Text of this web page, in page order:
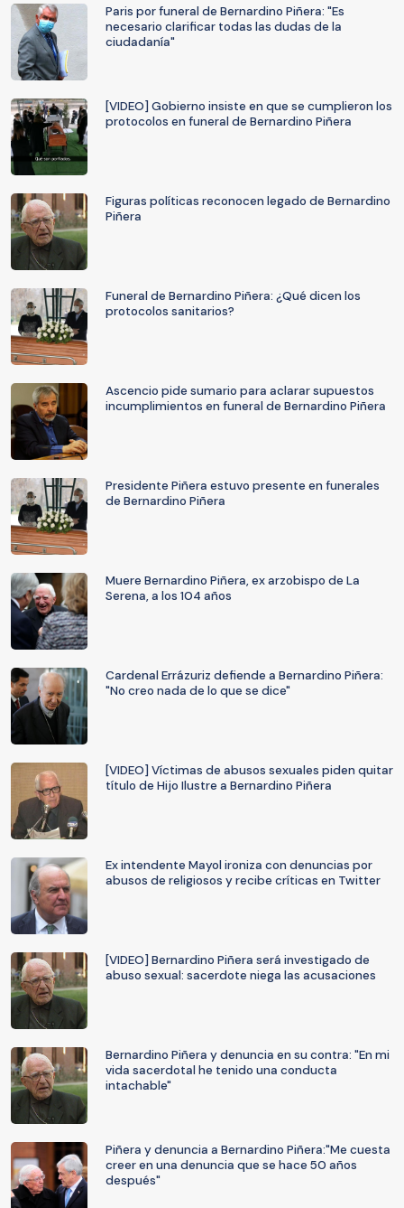
Paris por funeral de Bernardino Piñera: "Es
necesario clarificar todas las dudas de la
ciudadanía"
[VIDEO] Gobierno insiste en que se cumplieron los
protocolos en funeral de Bernardino Piñera
Figuras políticas reconocen legado de Bernardino
Piñera
Funeral de Bernardino Piñera: ¿Qué dicen los
protocolos sanitarios?
Ascencio pide sumario para aclarar supuestos
incumplimientos en funeral de Bernardino Piñera
Presidente Piñera estuvo presente en funerales
de Bernardino Piñera
Muere Bernardino Piñera, ex arzobispo de La
Serena, a los 104 años
Cardenal Errázuriz defiende a Bernardino Piñera:
"No creo nada de lo que se dice"
[VIDEO] Víctimas de abusos sexuales piden quitar
título de Hijo Ilustre a Bernardino Piñera
Ex intendente Mayol ironiza con denuncias por
abusos de religiosos y recibe críticas en Twitter
[VIDEO] Bernardino Piñera será investigado de
abuso sexual: sacerdote niega las acusaciones
Bernardino Piñera y denuncia en su contra: "En mi
vida sacerdotal he tenido una conducta
intachable"
Piñera y denuncia a Bernardino Piñera:"Me cuesta
creer en una denuncia que se hace 50 años
después"